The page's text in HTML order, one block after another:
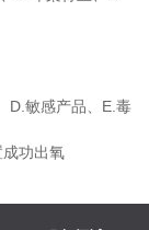
D.敏感产品、E.毒
功出氧